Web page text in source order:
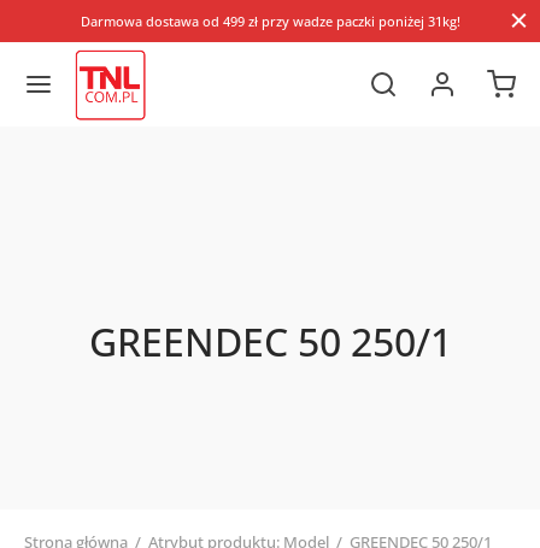
Darmowa dostawa od 499 zł przy wadze paczki poniżej 31kg!
GREENDEC 50 250/1
Strona główna / Atrybut produktu: Model / GREENDEC 50 250/1